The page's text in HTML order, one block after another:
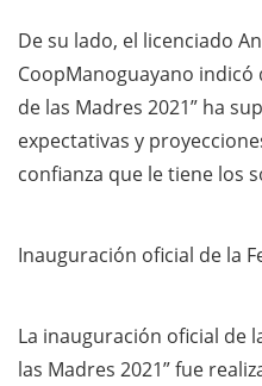
De su lado, el licenciado
CoopManoguayano indicó
de las Madres 2021” ha
expectativas y
confianza que le tiene los
Inauguración oficial de la
La inauguración oficial de
las Madres 2021” fue